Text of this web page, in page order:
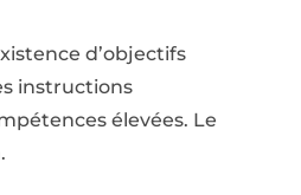
d’objectifs
instructions
élevées. Le